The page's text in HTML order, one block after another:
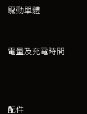
驅動單體
電量及充電時間
配件